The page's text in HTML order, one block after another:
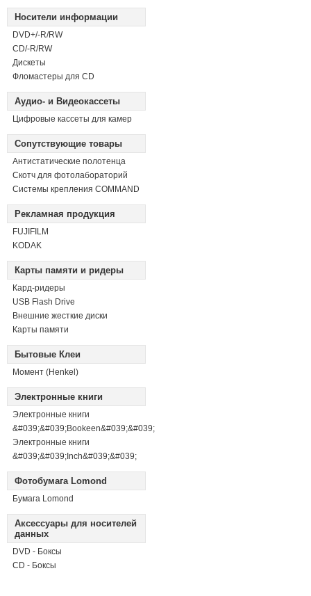
Носители информации
DVD+/-R/RW
СD/-R/RW
Дискеты
Фломастеры для CD
Аудио- и Видеокассеты
Цифровые кассеты для камер
Сопутствующие товары
Антистатические полотенца
Скотч для фотолабораторий
Системы крепления COMMAND
Рекламная продукция
FUJIFILM
KODAK
Карты памяти и ридеры
Кард-ридеры
USB Flash Drive
Внешние жесткие диски
Карты памяти
Бытовые Клеи
Момент (Henkel)
Электронные книги
Электронные книги
&#039;&#039;Bookeen&#039;&#039;
Электронные книги
&#039;&#039;Inch&#039;&#039;
Фотобумага Lomond
Бумага Lomond
Аксессуары для носителей
данных
DVD - Боксы
CD - Боксы